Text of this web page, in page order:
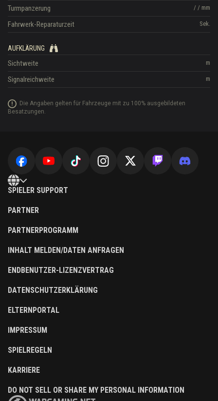
/ / mm
Turmpanzerung
Sek.
Fahrwerk-Reparaturzeit
AUFKLÄRUNG
m
Sichtweite
m
Signalreichweite
Die Angaben gelten für Fahrzeuge mit zu 100% ausgebildeten
Besatzungen.
SPIELER SUPPORT
PARTNER
PARTNERPROGRAMM
INHALT MELDEN/DATEN ANFRAGEN
ENDBENUTZER-LIZENZVERTRAG
DATENSCHUTZERKLÄRUNG
ELTERNPORTAL
IMPRESSUM
SPIELREGELN
KARRIERE
DO NOT SELL OR SHARE MY PERSONAL INFORMATION